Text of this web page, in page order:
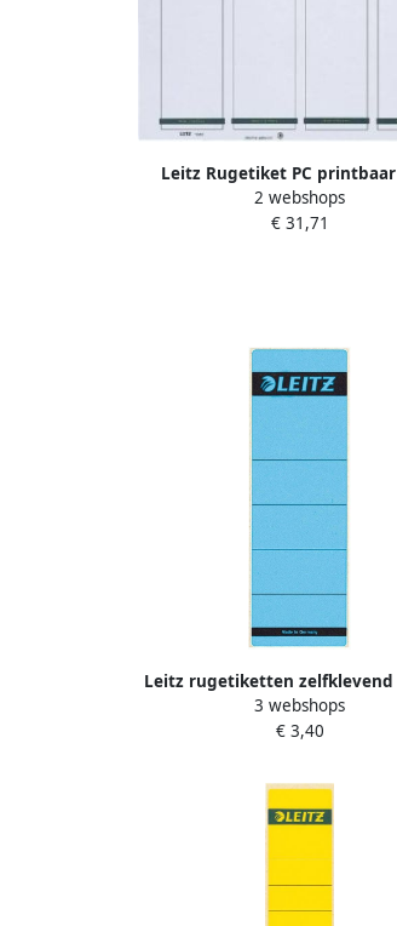
Leitz Rugetiket PC printbaar
59x190mm breed wit
2 webshops
€ 31,71
Leitz rugetiketten zelfklevend
19 1 cm pak van 10 stuks
3 webshops
€ 3,40